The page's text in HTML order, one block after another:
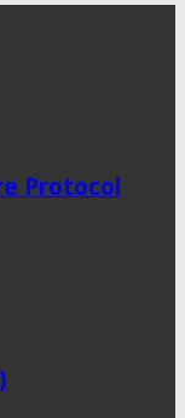
Protocol